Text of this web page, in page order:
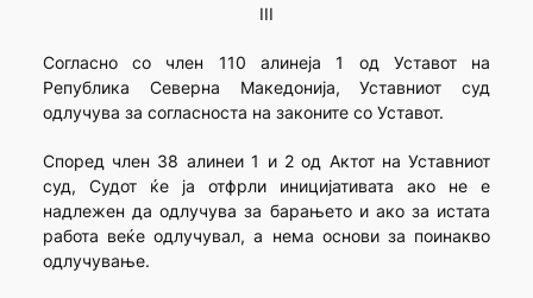
III
Согласно со член 110 алинеја 1 од Уставот на
Република Северна Македонија, Уставниот суд
одлучува за согласноста на законите со Уставот.
Според член 38 алинеи 1 и 2 од Актот на Уставниот
суд, Судот ќе ја отфрли иницијативата ако не е
надлежен да одлучува за барањето и ако за истата
работа веќе одлучувал, а нема основи за поинакво
одлучување.